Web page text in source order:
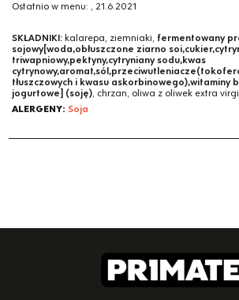
Ostatnio w menu: , 21.6.2021
SKŁADNIKI: kalarepa, ziemniaki, fermentowany
sojowy[woda,obłuszczone ziarno
triwapniowy,pektyny,cytryniany sodu,kwas
tłuszczowych i kwasu askorbinowego),witaminy
jogurtowe] (soję), chrzan, oliwa z oliwek extra
ALERGENY: Soja